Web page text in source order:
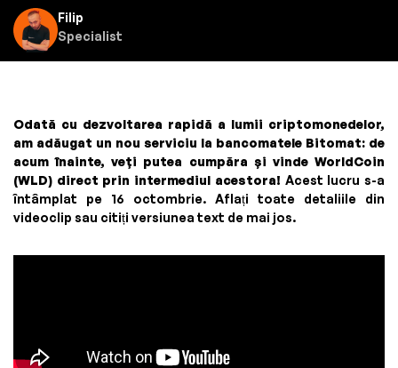
Filip
Specialist
Odată cu dezvoltarea rapidă a lumii criptomonedelor,
am adăugat un nou serviciu la bancomatele Bitomat: de
acum înainte, veți putea cumpăra și vinde WorldCoin
(WLD) direct prin intermediul acestora! Acest lucru s-a
întâmplat pe 16 octombrie. Aflați toate detaliile din
videoclip sau citiți versiunea text de mai jos.